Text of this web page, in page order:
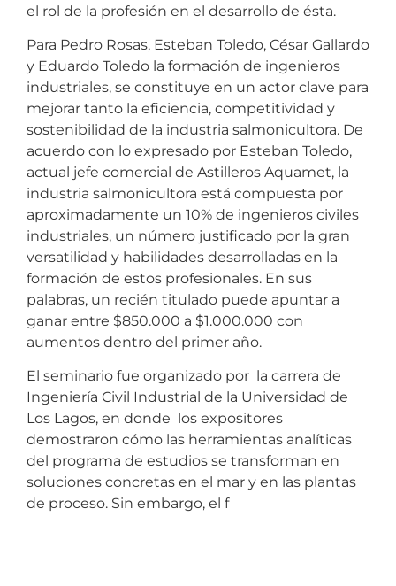
el rol de la profesión en el desarrollo de ésta.
Para Pedro Rosas, Esteban Toledo, César Gallardo
y Eduardo Toledo la formación de ingenieros
industriales, se constituye en un actor clave para
mejorar tanto la eficiencia, competitividad y
sostenibilidad de la industria salmonicultora. De
acuerdo con lo expresado por Esteban Toledo,
actual jefe comercial de Astilleros Aquamet, la
industria salmonicultora está compuesta por
aproximadamente un 10% de ingenieros civiles
industriales, un número justificado por la gran
versatilidad y habilidades desarrolladas en la
formación de estos profesionales. En sus
palabras, un recién titulado puede apuntar a
ganar entre $850.000 a $1.000.000 con
aumentos dentro del primer año.
El seminario fue organizado por la carrera de
Ingeniería Civil Industrial de la Universidad de
Los Lagos, en donde los expositores
demostraron cómo las herramientas analíticas
del programa de estudios se transforman en
soluciones concretas en el mar y en las plantas
de proceso. Sin embargo, el f